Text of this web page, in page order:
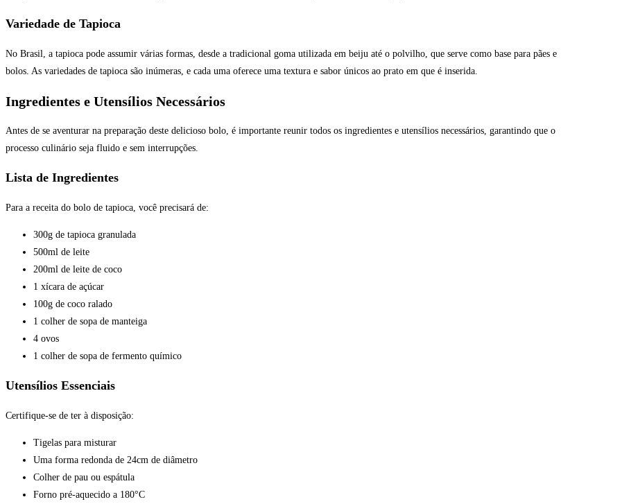
Variedade de Tapioca
No Brasil, a tapioca pode assumir várias formas, desde a tradicional goma utilizada em beiju até o polvilho, que serve como base para pães e
bolos. As variedades de tapioca são inúmeras, e cada uma oferece uma textura e sabor únicos ao prato em que é inserida.
Ingredientes e Utensílios Necessários
Antes de se aventurar na preparação deste delicioso bolo, é importante reunir todos os ingredientes e utensílios necessários, garantindo que o
processo culinário seja fluido e sem interrupções.
Lista de Ingredientes
Para a receita do bolo de tapioca, você precisará de:
300g de tapioca granulada
500ml de leite
200ml de leite de coco
1 xícara de açúcar
100g de coco ralado
1 colher de sopa de manteiga
4 ovos
1 colher de sopa de fermento químico
Utensílios Essenciais
Certifique-se de ter à disposição:
Tigelas para misturar
Uma forma redonda de 24cm de diâmetro
Colher de pau ou espátula
Forno pré-aquecido a 180°C